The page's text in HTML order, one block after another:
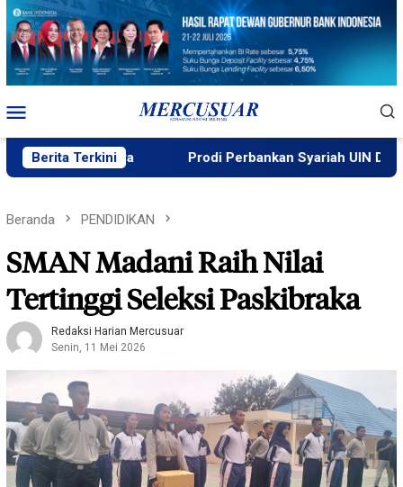
Loncat
konten
Mobile
Berita Terkini
Raya Prodi Perbankan Syariah UIN Datokarama
Beranda PENDIDIKAN
SMAN Madani Raih Nilai
Tertinggi Seleksi Paskibraka
Redaksi Harian Mercusuar
Senin, 11 Mei 2026